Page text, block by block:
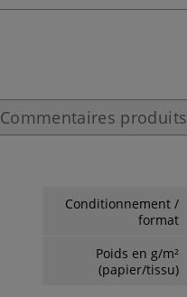
Commentaires produits
Conditionnement /
format
Poids en g/m²
(papier/tissu)